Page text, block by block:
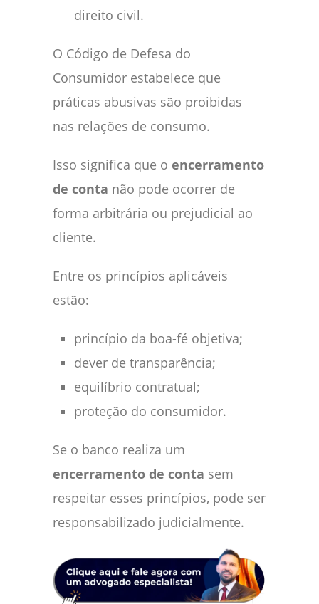
direito civil.
O Código de Defesa do
Consumidor estabelece que
práticas abusivas são proibidas
nas relações de consumo.
Isso significa que o encerramento
de conta não pode ocorrer de
forma arbitrária ou prejudicial ao
cliente.
Entre os princípios aplicáveis
estão:
princípio da boa-fé objetiva;
dever de transparência;
equilíbrio contratual;
proteção do consumidor.
Se o banco realiza um
encerramento de conta sem
respeitar esses princípios, pode ser
responsabilizado judicialmente.